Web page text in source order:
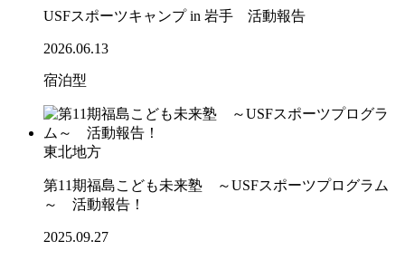
USFスポーツキャンプ in 岩手 活動報告
2026.06.13
宿泊型
東北地方
第11期福島こども未来塾 ～USFスポーツプログラム
～ 活動報告！
2025.09.27